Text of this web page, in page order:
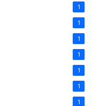
1
1
1
1
1
1
1